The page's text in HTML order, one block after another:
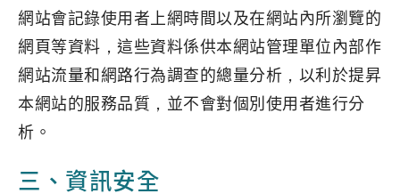
網站會記錄使用者上網時間以及在網站內所瀏覽的
網頁等資料，這些資料係供本網站管理單位內部作
網站流量和網路行為調查的總量分析，以利於提昇
本網站的服務品質，並不會對個別使用者進行分
析。
三、資訊安全